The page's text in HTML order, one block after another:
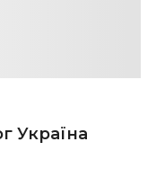
Україна